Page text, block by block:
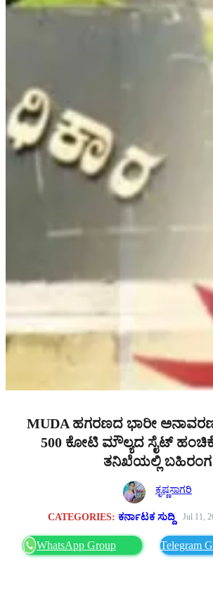
MUDA ಹಗರಣದ ಭಾರೀ
500 ಕೋಟಿ ಮೌಲ್ಯದ ಸೈಟ್ ಹಂಚಿಕೆ
ತನಿಖೆಯಲ್ಲಿ ಬಹಿರಂಗ
ಕೃಷ್ಣಸಾಗರಿ
CATEGORIES: ಕರ್ನಾಟಕ ಸುದ್ದಿ Jul 11,
WhatsApp Group Telegram